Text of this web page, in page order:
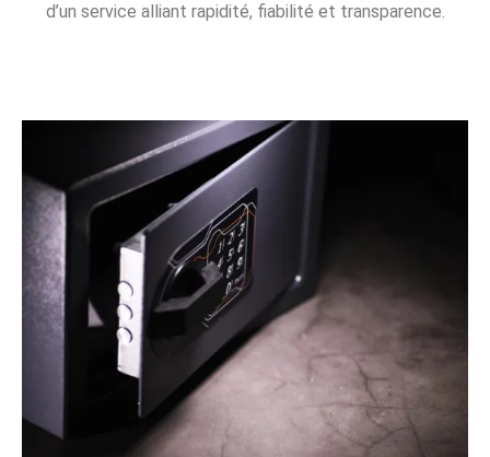
d’un service alliant rapidité, fiabilité et transparence.